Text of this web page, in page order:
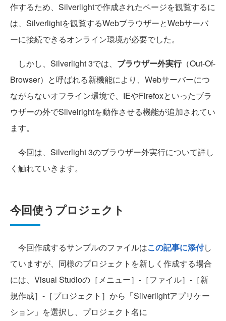
作するため、Silverlightで作成されたページを観覧するに
は、Silverlightを観覧するWebブラウザーとWebサーバ
ーに接続できるオンライン環境が必要でした。
しかし、Silverlight 3では、 ブラウザー外実行（Out-Of-
Browser）と呼ばれる新機能により、Webサーバーにつ
ながらないオフライン環境で、IEやFirefoxといったブラ
ウザーの外でSilvelrightを動作させる機能が追加されてい
ます。
今回は、Silverlight 3のブラウザー外実行について詳し
く触れていきます。
今回使うプロジェクト
今回作成するサンプルのファイルはこの記事に添付し
ていますが、同様のプロジェクトを新しく作成する場合
には、Visual Studioの［メニュー］-［ファイル］-［新
規作成］-［プロジェクト］から「Silverlightアプリケー
ション」を選択し、プロジェクト名に